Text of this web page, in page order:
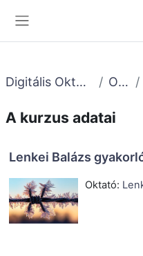
Digitális Oktatásmódszertani Központ Oktatóknak
A kurzus adatai
Lenkei Balázs
Oktató: